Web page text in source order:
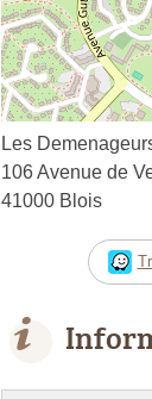
Les
106 Avenue de
41000 Blois